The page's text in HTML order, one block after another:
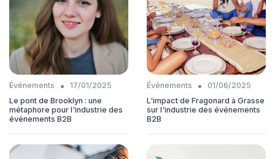
Événements •
17/01/2025
Le pont de Brooklyn : une
métaphore pour l'industrie des
événements B2B
Événements •
01/06/2025
L'impact de Fragonard à Grasse
sur l'industrie des événements
B2B